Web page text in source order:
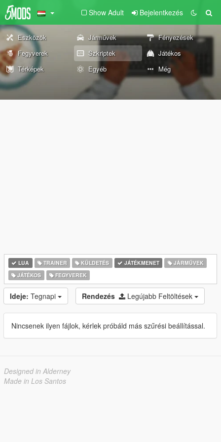
Show Adult Bejelentkezés
Eszközök Járművek
Fényezések
Fegyverek
Szkriptek
Játékos
Térképek
Egyéb Még
LUA TRAINER KÜLDETÉS JÁTÉKMENET
JÁRMŰVEK
JÁTÉKOS
FEGYVEREK
Ideje: Tegnapi Rendezés Legújabb Feltöltések
Nincsenek ilyen fájlok, kérlek próbáld más szűrési beállítással.
Designed in Alderney
Made in Los Santos